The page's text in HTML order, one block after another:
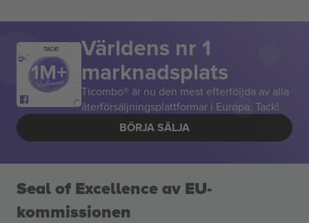
TACK! Världens nr 1
marknadsplats
Ticombo® är nu den mest efterföljda av alla
återförsäljningsplattformar i Europa. Tack!
BÖRJA SÄLJA
Seal of Excellence av EU-
kommissionen